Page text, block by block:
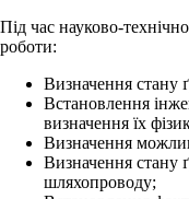
Під час науково-
роботи:
Визначення стану
Встановлення
визначення їх
Визначення
Визначення стану
шляхопроводу;